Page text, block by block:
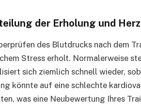
der Erholung und
des Blutdrucks nach dem
Stress erholt. Normalerweise
sich ziemlich schnell wieder,
könnte auf eine schlechte
was eine Neubewertung Ihres